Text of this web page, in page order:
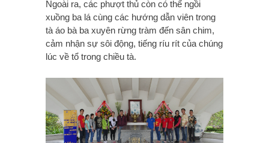
Ngoài ra, các phượt thủ còn có thể ngồi
xuồng ba lá cùng các hướng dẫn viên trong
tà áo bà ba xuyên rừng tràm đến sân chim,
cảm nhận sự sôi động, tiếng ríu rít của chúng
lúc về tổ trong chiều tà.